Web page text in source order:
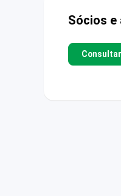
Sócios e
Consultar